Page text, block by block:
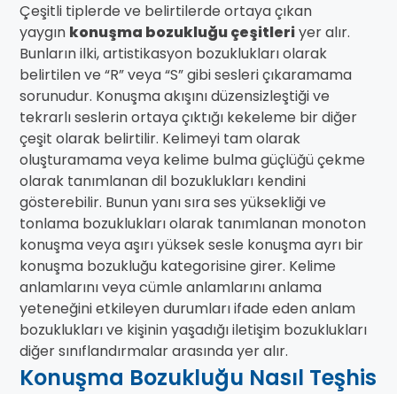
Çeşitli tiplerde ve belirtilerde ortaya çıkan
yaygın konuşma bozukluğu çeşitleriyer alır.
Bunların ilki, artistikasyon bozuklukları olarak
belirtilen ve “R” veya “S” gibi sesleri çıkaramama
sorunudur. Konuşma akışını düzensizleştiği ve
tekrarlı seslerin ortaya çıktığı kekeleme bir diğer
çeşit olarak belirtilir. Kelimeyi tam olarak
oluşturamama veya kelime bulma güçlüğü çekme
olarak tanımlanan dil bozuklukları kendini
gösterebilir. Bunun yanı sıra ses yüksekliği ve
tonlama bozuklukları olarak tanımlanan monoton
konuşma veya aşırı yüksek sesle konuşma ayrı bir
konuşma bozukluğu kategorisine girer. Kelime
anlamlarını veya cümle anlamlarını anlama
yeteneğini etkileyen durumları ifade eden anlam
bozuklukları ve kişinin yaşadığı iletişim bozuklukları
diğer sınıflandırmalar arasında yer alır.
Konuşma Bozukluğu Nasıl Teşhis